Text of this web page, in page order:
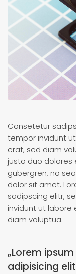
Consetetur
tempor invidunt
erat, sed diam
justo duo dolores
gubergren, no
dolor sit amet.
sadipscing elitr,
invidunt ut
diam voluptua.
„Lorem
adipisicing